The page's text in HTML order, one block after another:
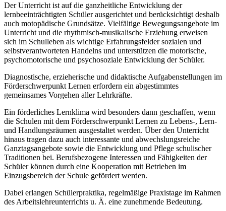
Der Unterricht ist auf die ganzheitliche Entwicklung der
lernbeeinträchtigten Schüler ausgerichtet und berücksichtigt deshalb
auch motopädische Grundsätze. Vielfältige Bewegungsangebote im
Unterricht und die rhythmisch-musikalische Erziehung erweisen
sich im Schulleben als wichtige Erfahrungsfelder sozialen und
selbstverantworteten Handelns und unterstützen die motorische,
psychomotorische und psychosoziale Entwicklung der Schüler.
Diagnostische, erzieherische und didaktische Aufgabenstellungen im
Förderschwerpunkt Lernen erfordern ein abgestimmtes
gemeinsames Vorgehen aller Lehrkräfte.
Ein förderliches Lernklima wird besonders dann geschaffen, wenn
die Schulen mit dem Förderschwerpunkt Lernen zu Lebens-, Lern-
und Handlungsräumen ausgestaltet werden. Über den Unterricht
hinaus tragen dazu auch interessante und abwechslungsreiche
Ganztagsangebote sowie die Entwicklung und Pflege schulischer
Traditionen bei. Berufsbezogene Interessen und Fähigkeiten der
Schüler können durch eine Kooperation mit Betrieben im
Einzugsbereich der Schule gefördert werden.
Dabei erlangen Schülerpraktika, regelmäßige Praxistage im Rahmen
des Arbeitslehreunterrichts u. Ä. eine zunehmende Bedeutung.